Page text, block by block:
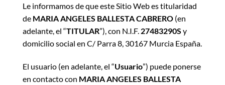
Le informamos de que este Sitio Web es titularidad
de MARIA ANGELES BALLESTA CABRERO (en
adelante, el “TITULAR”), con N.I.F. 27483290S y
domicilio social en C/ Parra 8, 30167 Murcia España.
El usuario (en adelante, el “Usuario”) puede ponerse
en contacto con MARIA ANGELES BALLESTA